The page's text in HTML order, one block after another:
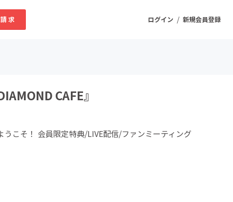
ログイン / 新規会員登録
求
ファッション
CAFE』
うこそ！ 会員限定特典/LIVE配信/ファンミーティング